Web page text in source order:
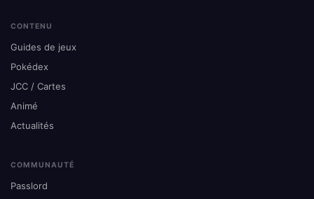
CONTENU
Guides de jeux
Pokédex
JCC / Cartes
Animé
Actualités
COMMUNAUTÉ
Passlord